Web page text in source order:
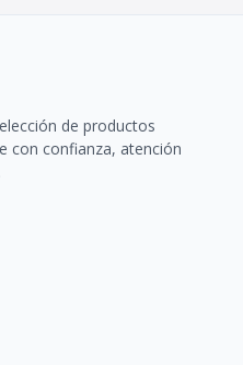
de productos
con confianza, atención